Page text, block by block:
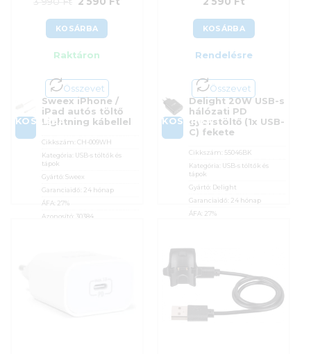
price
was:
3
KOSÁRBA
Raktáron
Összevet
KOSÁRBA
Sweex iPhone /
iPad autós töltő
Lightning kábellel
Cikkszám:CH-009WH
Kategória: USB-s töltők és
tápok
Gyártó:Sweex
Garanciaidő: 24 hónap
ÁFA: 27%
Azonosító: 30384
KOSÁRBA
Rendelésre
Összevet
KOSÁRBA
Delight 20W USB-s
hálózati PD
gyorstöltő (1x USB-
C) fekete
Cikkszám: 55046BK
Kategória: USB-s töltők és
tápok
Gyártó: Delight
Garanciaidő: 24 hónap
ÁFA: 27%
2 590